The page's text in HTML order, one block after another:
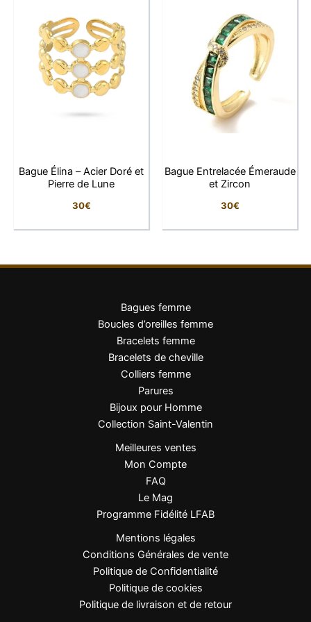
Pierre Pierre du soleil naturelle
Forme de la pierre Rectangulaire
Dimensions de la
2,1 × 0,5 cm
Hypoallergénique Oui
Résistance
Ne noircit pas, résiste à
Pierre du soleil naturelle aux reflets lumineux
et chaleureux
Design graphique et élégant
Acier inoxydable durable et hypoallergénique
Taille réglable, idéale pour offrir sans se
Finition dorée résistante à l’usage quotidien
La pierre du soleil est-elle naturelle ?
Oui, il s’agit d’une pierre naturelle. Chaque bague est
unique, avec de légères variations de teinte et de
La bague convient-elle à toutes les tailles de doigt ?
Oui, sa conception réglable permet un ajustement
facile à la majorité des tailles.
Bague Élina – Acier Doré et
Pierre de Lune
30€
Bague Entrelacée Émeraude
et Zircon
30€
Bagues femme
Boucles d’oreilles femme
Bracelets femme
Bracelets de cheville
Colliers femme
Parures
Bijoux pour Homme
Collection Saint-Valentin
Meilleures ventes
Mon Compte
FAQ
Le Mag
Programme Fidélité LFAB
Mentions légales
Conditions Générales de vente
Politique de Confidentialité
Politique de cookies
Politique de livraison et de retour